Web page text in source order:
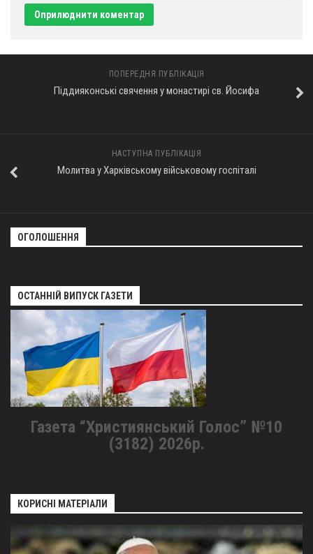
ПОПЕРЕДНЯ ПУБЛІКАЦІЯ
Піддияконські свячення у монастирі св. Йосифа
НАСТУПНА ПУБЛІКАЦІЯ
Молитва у Харківському військовому госпіталі
ОГОЛОШЕННЯ
ОСТАННІЙ ВИПУСК ГАЗЕТИ
Газета “Християнський Голос” №10
(3182) 2026р.
КОРИСНІ МАТЕРІАЛИ